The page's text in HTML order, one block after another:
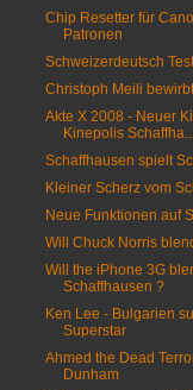
Chip Resetter für
Patronen
Schweizerdeutsch Test
Christoph Meili
Akte X 2008 - Neuer
Kinepolis
Schaffhausen spielt
Kleiner Scherz vom
Neue Funktionen auf
Will Chuck Norris
Will the iPhone 3G
Schaffhausen ?
Ken Lee - Bulgarien
Superstar
Ahmed the Dead
Dunham